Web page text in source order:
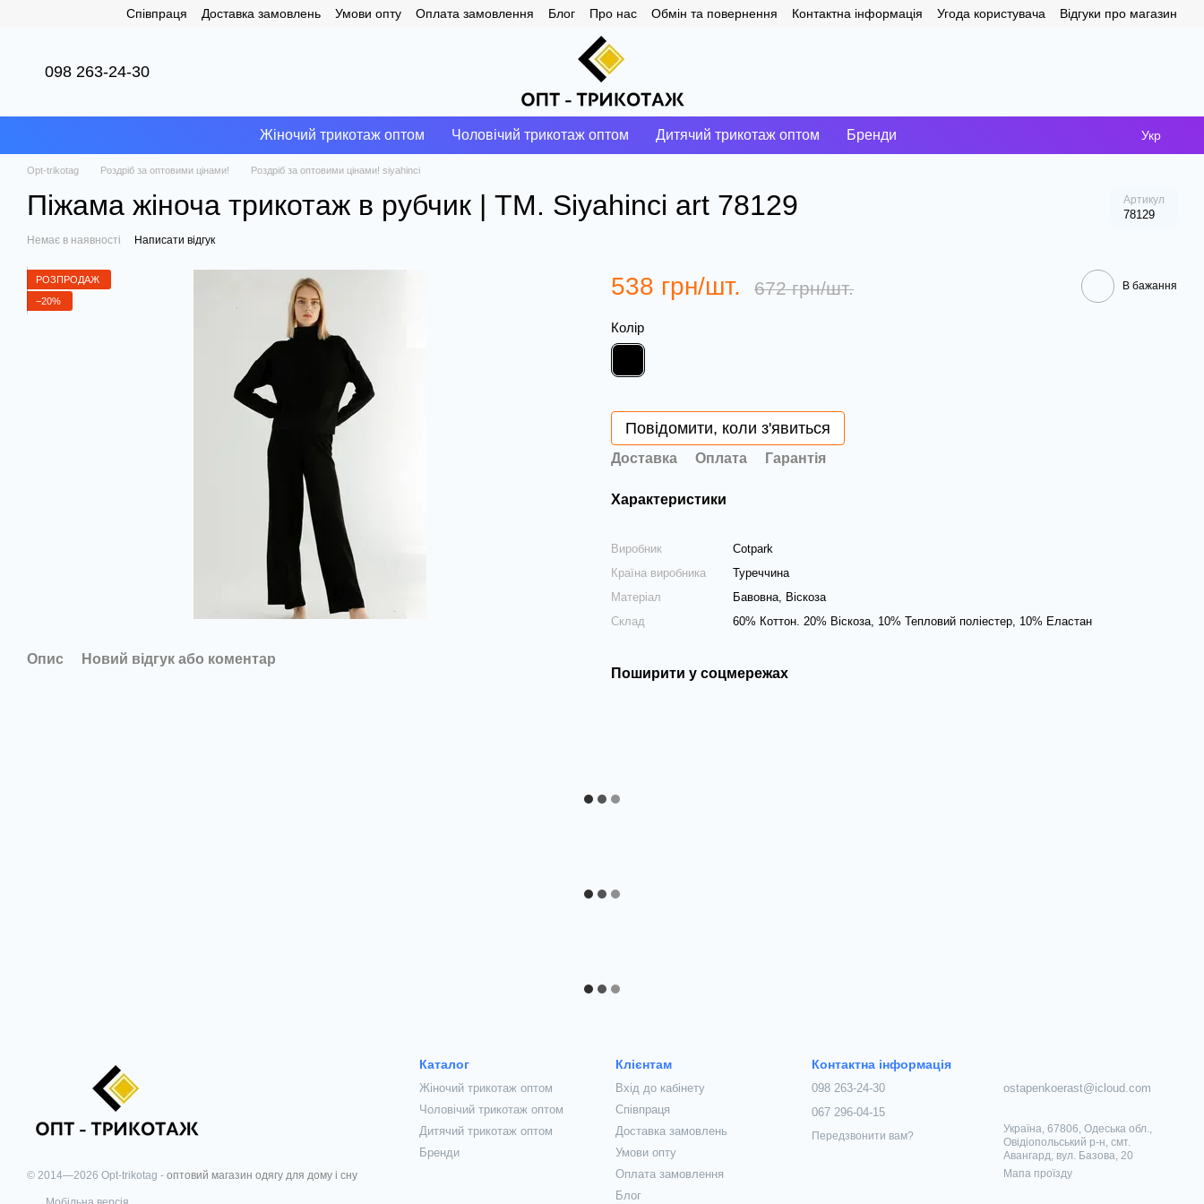
Перейти до основного контенту
Співпраця Доставка замовлень Умови опту Оплата замовлення Блог Про нас Обмін та повернення Контактна інформація Угода користувача Відгуки про магазин
098 263-24-30
Жіночий трикотаж оптом Чоловічий трикотаж оптом Дитячий трикотаж оптом Бренди Укр
Opt-trikotag Роздріб за оптовими цінами! Роздріб за оптовими цінами! siyahinci
Піжама жіноча трикотаж в рубчик | ТМ. Siyahinci art 78129 Артикул
78129
Немає в наявності Написати відгук
РОЗПРОДАЖ
−20%
Опис Новий відгук або коментар
538 грн/шт. 672 грн/шт. В бажання
Колір
Повідомити, коли з'явиться
Доставка Оплата Гарантія
Характеристики
Виробник
Cotpark
Країна виробника
Туреччина
Матеріал
Бавовна, Віскоза
Склад
60% Коттон. 20% Віскоза, 10% Тепловий поліестер, 10% Еластан
Поширити у соцмережах
© 2014—2026 Opt-trikotag - оптовий магазин одягу для дому і сну
Каталог
Жіночий трикотаж оптом
Чоловічий трикотаж оптом
Дитячий трикотаж оптом
Бренди
Клієнтам
Вхід до кабінету
Співпраця
Доставка замовлень
Умови опту
Оплата замовлення
Блог
Контактна інформація
098 263-24-30
067 296-04-15
Передзвонити вам?
ostapenkoerast@icloud.com
Україна, 67806, Одеська обл.,
Овідіопольський р-н, смт.
Авангард, вул. Базова, 20
Мапа проїзду